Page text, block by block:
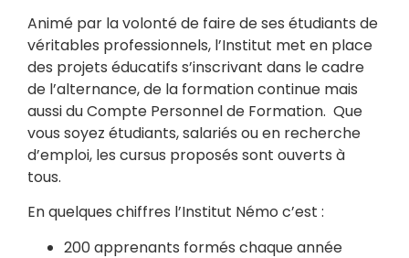
Animé par la volonté de faire de ses étudiants de
véritables professionnels, l’Institut met en place
des projets éducatifs s’inscrivant dans le cadre
de l’alternance, de la formation continue mais
aussi du Compte Personnel de Formation. Que
vous soyez étudiants, salariés ou en recherche
d’emploi, les cursus proposés sont ouverts à
tous.
En quelques chiffres l’Institut Némo c’est :
200 apprenants formés chaque année